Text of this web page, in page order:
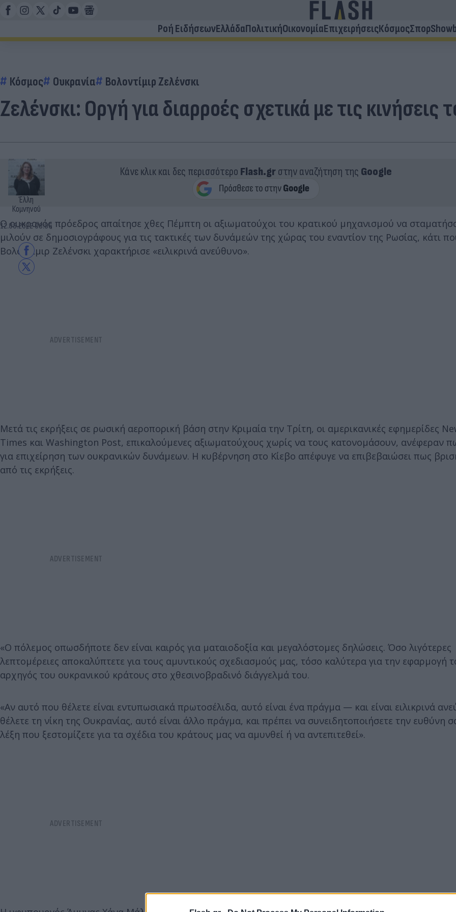
Ροή ΕιδήσεωνΕλλάδαΠολιτικήΟικονομίαΕπιχειρήσειςΚόσμοςΣπορ
Κόσμος Ουκρανία Βολοντίμιρ Ζελένσκι
Ζελένσκι: Οργή για διαρροές σχετικά με τις κινήσεις
Έλλη
Κομνηνού
12.08.2022 08:06
Κάνε κλικ και δες περισσότερο Flash.grστην αναζήτηση της Google
Ο ουκρανός πρόεδρος απαίτησε χθες Πέμπτη οι αξιωματούχοι του κρατικού μηχανισμού να
μιλούν σε δημοσιογράφους για τις τακτικές των δυνάμεών της χώρας του εναντίον της Ρωσίας, κάτι
Βολοντίμιρ Ζελένσκι χαρακτήρισε «ειλικρινά ανεύθυνο».
Μετά τις εκρήξεις σε ρωσική αεροπορική βάση στην Κριμαία την Τρίτη, οι αμερικανικές εφημερίδες
Times και Washington Post, επικαλούμενες αξιωματούχους χωρίς να τους κατονομάσουν, ανέφεραν
για επιχείρηση των ουκρανικών δυνάμεων. Η κυβέρνηση στο Κίεβο απέφυγε να επιβεβαιώσει πως
από τις εκρήξεις.
«Ο πόλεμος οπωσδήποτε δεν είναι καιρός για ματαιοδοξία και μεγαλόστομες δηλώσεις. Όσο λιγότερες
λεπτομέρειες αποκαλύπτετε για τους αμυντικούς σχεδιασμούς μας, τόσο καλύτερα για την εφαρμογή
αρχηγός του ουκρανικού κράτους στο χθεσινοβραδινό διάγγελμά του.
«Αν αυτό που θέλετε είναι εντυπωσιακά πρωτοσέλιδα, αυτό είναι ένα πράγμα — και είναι ειλικρινά
θέλετε τη νίκη της Ουκρανίας, αυτό είναι άλλο πράγμα, και πρέπει να συνειδητοποιήσετε την ευθύνη
λέξη που ξεστομίζετε για τα σχέδια του κράτους μας να αμυνθεί ή να αντεπιτεθεί».